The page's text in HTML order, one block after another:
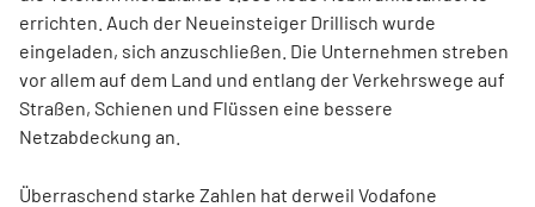
errichten. Auch der Neueinsteiger Drillisch wurde
eingeladen, sich anzuschließen. Die Unternehmen streben
vor allem auf dem Land und entlang der Verkehrswege auf
Straßen, Schienen und Flüssen eine bessere
Netzabdeckung an.
Überraschend starke Zahlen hat derweil Vodafone